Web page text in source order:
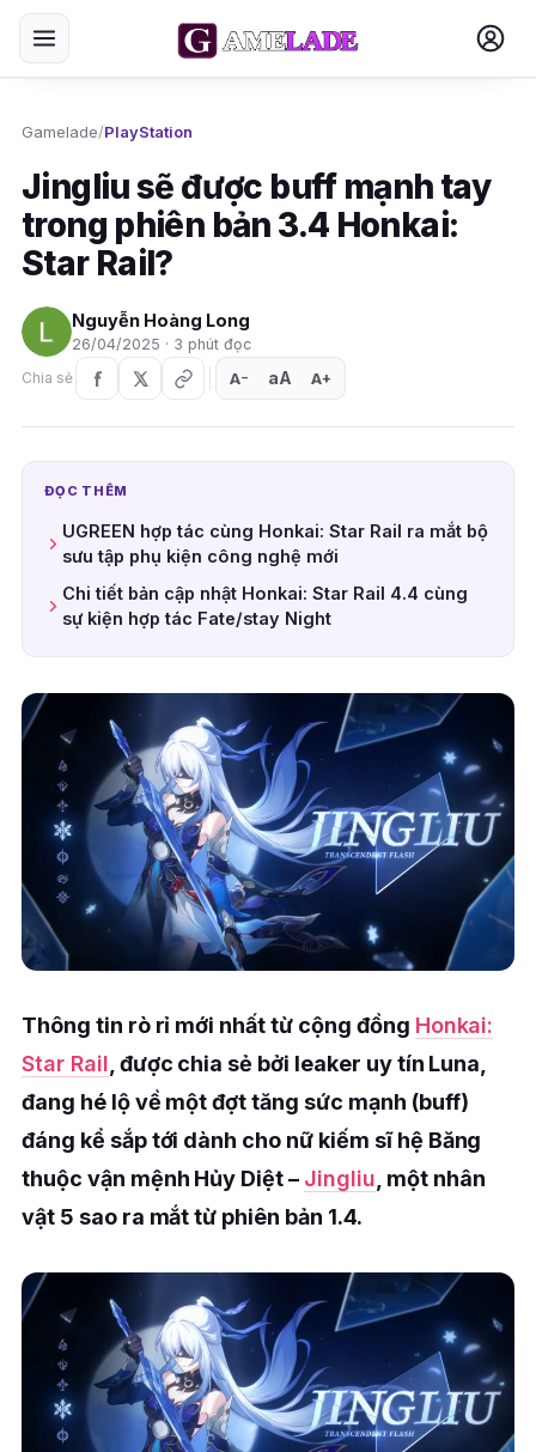
Gamelade/PlayStation
Jingliu sẽ được buff mạnh tay
trong phiên bản 3.4 Honkai:
Star Rail?
Nguyễn Hoàng Long
26/04/2025 · 3 phút đọc
Chia sẻ
A− aA A+
ĐỌC THÊM
UGREEN hợp tác cùng Honkai: Star Rail ra mắt bộ
sưu tập phụ kiện công nghệ mới
Chi tiết bản cập nhật Honkai: Star Rail 4.4 cùng
sự kiện hợp tác Fate/stay Night
Thông tin rò rỉ mới nhất từ cộng đồng Honkai:
Star Rail , được chia sẻ bởi leaker uy tín Luna,
đang hé lộ về một đợt tăng sức mạnh (buff)
đáng kể sắp tới dành cho nữ kiếm sĩ hệ Băng
thuộc vận mệnh Hủy Diệt – Jingliu , một nhân
vật 5 sao ra mắt từ phiên bản 1.4.